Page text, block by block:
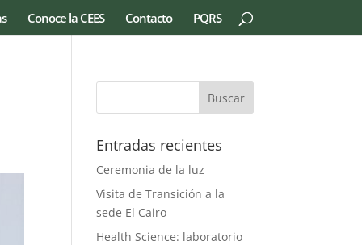
Conoce la CEES Contacto PQRS
Entradas recientes
Ceremonia de la luz
Visita de Transición a la
sede El Cairo
Health Science: laboratorio